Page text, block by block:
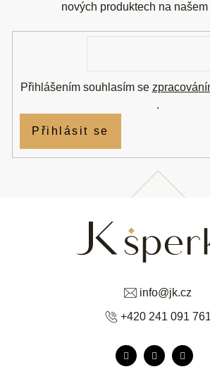
info@jk.cz
+420 241 091 761
nových produktech na
Přihlášením souhlasím se
.
Přihlásit se